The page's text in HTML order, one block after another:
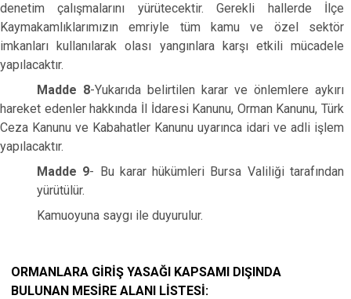
denetim çalışmalarını yürütecektir. Gerekli hallerde İlçe
Kaymakamlıklarımızın emriyle tüm kamu ve özel sektör
imkanları kullanılarak olası yangınlara karşı etkili mücadele
yapılacaktır.
Madde 8-Yukarıda belirtilen karar ve önlemlere aykırı
hareket edenler hakkında İl İdaresi Kanunu, Orman Kanunu, Türk
Ceza Kanunu ve Kabahatler Kanunu uyarınca idari ve adli işlem
yapılacaktır.
Madde 9- Bu karar hükümleri Bursa Valiliği tarafından
yürütülür.
Kamuoyuna saygı ile duyurulur.
ORMANLARA GİRİŞ YASAĞI KAPSAMI DIŞINDA
BULUNAN MESİRE ALANI LİSTESİ: